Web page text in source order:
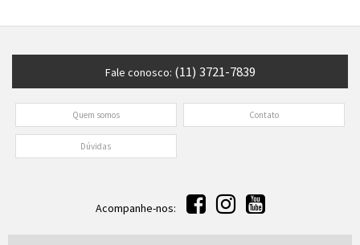
Fale conosco: (11) 3721-7839
Quem somos Contato
Dúvidas
Acompanhe-nos: